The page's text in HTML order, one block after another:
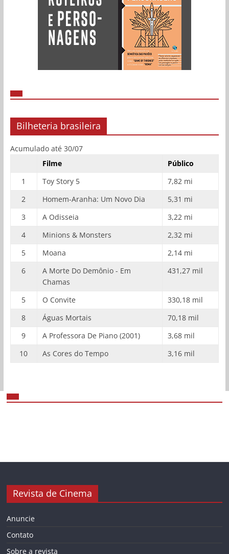
Bilheteria brasileira
Acumulado até 30/07
Filme
Público
1
Toy Story 5
7,82 mi
2
Homem-Aranha: Um Novo Dia
5,31 mi
3
A Odisseia
3,22 mi
4
Minions & Monsters
2,32 mi
5
Moana
2,14 mi
6
A Morte Do Demônio - Em
Chamas
431,27 mil
5 O Convite
330,18 mil
8
Águas Mortais
70,18 mil
9
A Professora De Piano (2001)
3,68 mil
10
As Cores do Tempo 3,16 mil
Revista de Cinema
Anuncie
Contato
Sobre a revista